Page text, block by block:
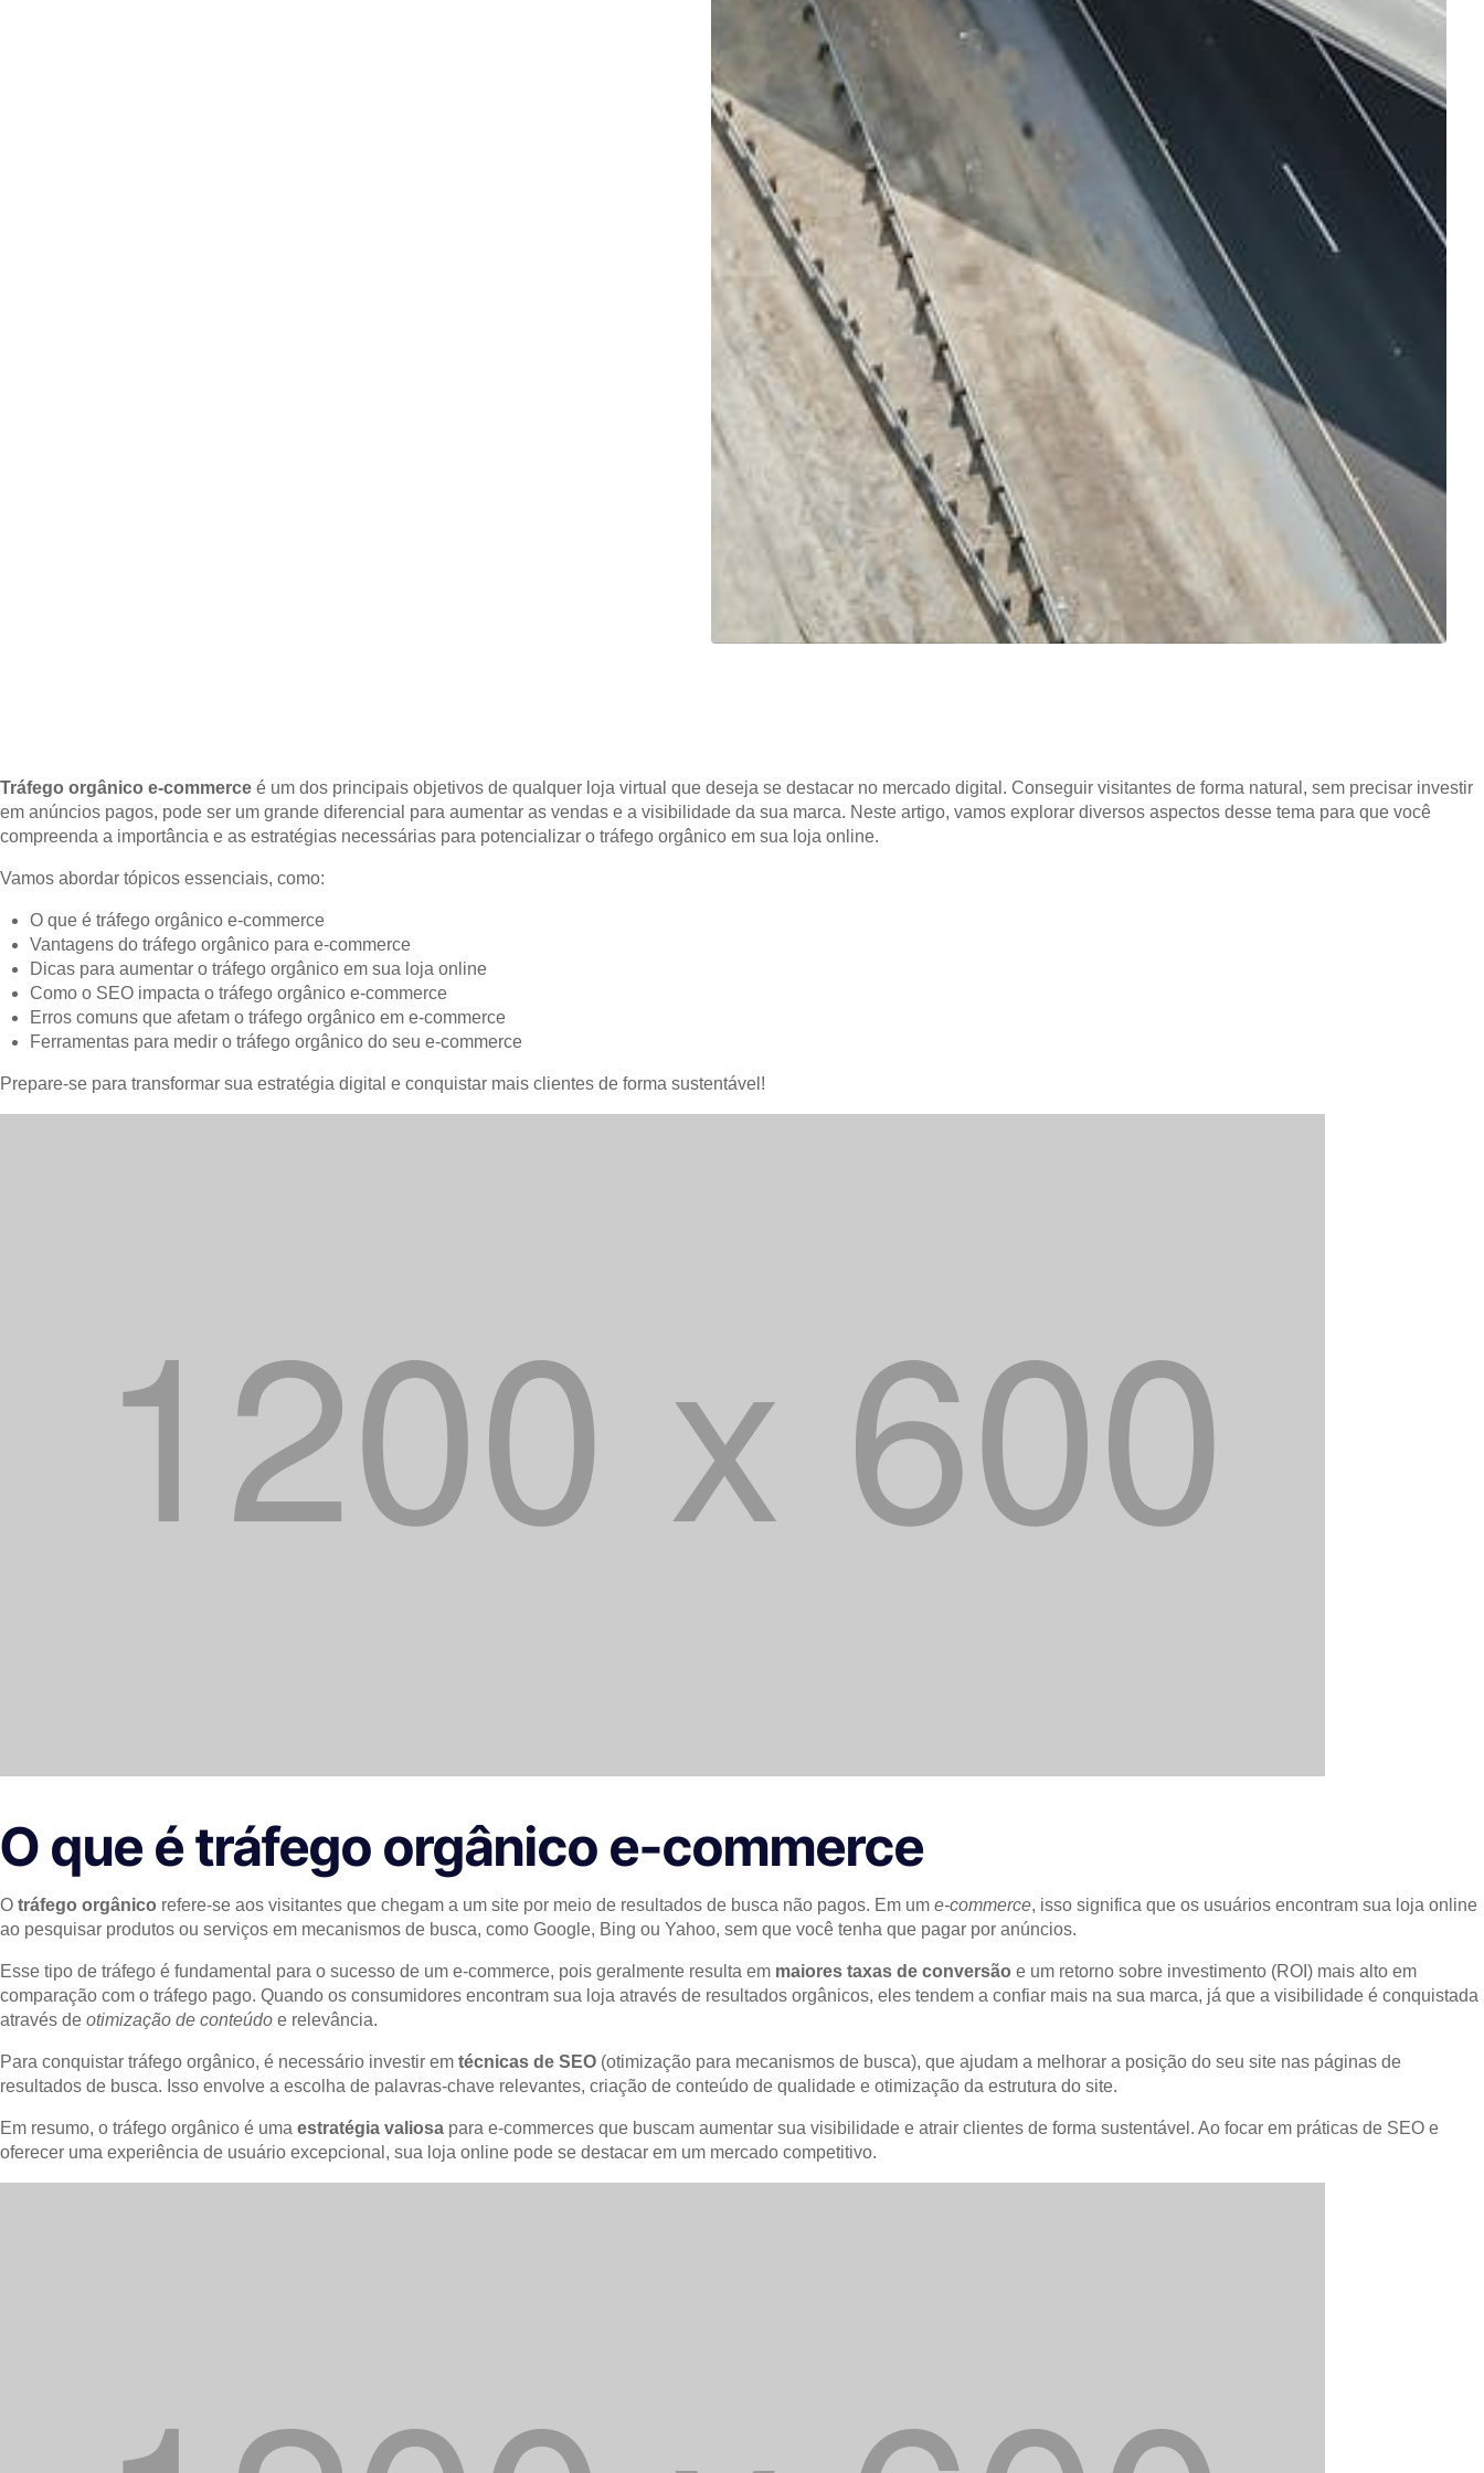
Tráfego orgânico e-commerce é um dos principais objetivos de qualquer loja virtual que deseja se destacar no mercado digital. Conseguir visitantes de forma natural, sem precisar investir
em anúncios pagos, pode ser um grande diferencial para aumentar as vendas e a visibilidade da sua marca. Neste artigo, vamos explorar diversos aspectos desse tema para que você
compreenda a importância e as estratégias necessárias para potencializar o tráfego orgânico em sua loja online.
Vamos abordar tópicos essenciais, como:
O que é tráfego orgânico e-commerce
Vantagens do tráfego orgânico para e-commerce
Dicas para aumentar o tráfego orgânico em sua loja online
Como o SEO impacta o tráfego orgânico e-commerce
Erros comuns que afetam o tráfego orgânico em e-commerce
Ferramentas para medir o tráfego orgânico do seu e-commerce
Prepare-se para transformar sua estratégia digital e conquistar mais clientes de forma sustentável!
O que é tráfego orgânico e-commerce
O tráfego orgânico refere-se aos visitantes que chegam a um site por meio de resultados de busca não pagos. Em um e-commerce, isso significa que os usuários encontram sua loja online
ao pesquisar produtos ou serviços em mecanismos de busca, como Google, Bing ou Yahoo, sem que você tenha que pagar por anúncios.
Esse tipo de tráfego é fundamental para o sucesso de um e-commerce, pois geralmente resulta em maiores taxas de conversão e um retorno sobre investimento (ROI) mais alto em
comparação com o tráfego pago. Quando os consumidores encontram sua loja através de resultados orgânicos, eles tendem a confiar mais na sua marca, já que a visibilidade é conquistada
através de otimização de conteúdo e relevância.
Para conquistar tráfego orgânico, é necessário investir em técnicas de SEO (otimização para mecanismos de busca), que ajudam a melhorar a posição do seu site nas páginas de
resultados de busca. Isso envolve a escolha de palavras-chave relevantes, criação de conteúdo de qualidade e otimização da estrutura do site.
Em resumo, o tráfego orgânico é uma estratégia valiosa para e-commerces que buscam aumentar sua visibilidade e atrair clientes de forma sustentável. Ao focar em práticas de SEO e
oferecer uma experiência de usuário excepcional, sua loja online pode se destacar em um mercado competitivo.